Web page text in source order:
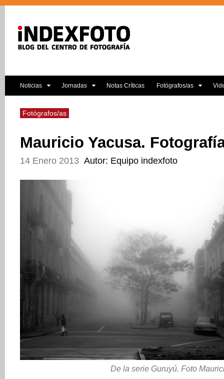
Noticias Jornadas Notas Críticas Fotógrafos/as
Fotógrafos/as
Mauricio Yacusa.
14 Enero 2013 Autor: Equipo indexfoto
De la serie Guruyú. Foto